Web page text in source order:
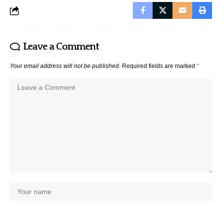
Leave a Comment
Your email address will not be published. Required fields are marked *